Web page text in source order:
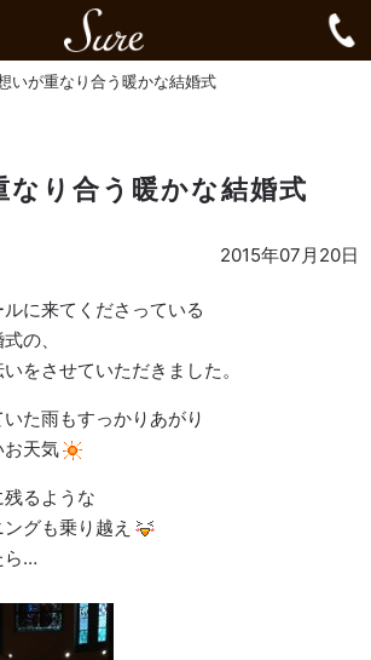
いが重なり合う暖かな結婚式
なり合う暖かな結婚式
2015年07月20日
に来てくださっている
の、
をさせていただきました。
た雨もすっかりあがり
お天気
るような
グも乗り越え
ら…